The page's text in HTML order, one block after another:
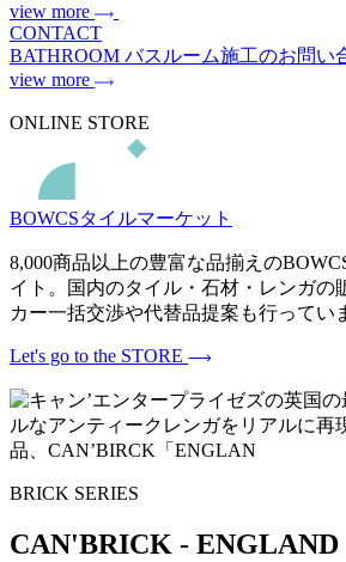
view more
CONTACT
BATHROOM バスルーム施工のお問い
view more
ONLINE STORE
BOWCSタイルマーケット
8,000商品以上の豊富な品揃えの
イト。国内のタイル・石材・レンガの
カー一括交渉や代替品提案も行ってい
Let's go to the STORE
BRICK SERIES
CAN'BRICK - ENGLAND